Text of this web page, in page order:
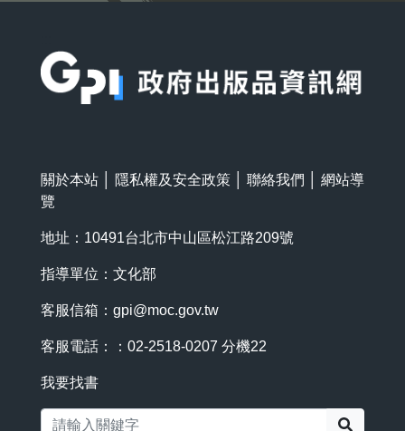
關於本站 隱私權及安全政策 聯絡我們
網站導
覽
地址：10491台北市中山區松江路209號
指導單位：文化部
客服信箱： gpi@moc.gov.tw
客服電話：：02-2518-0207 分機22
我要找書